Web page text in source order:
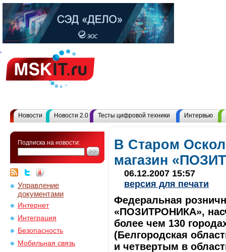
Новости Новости 2.0 Тесты цифровой техники Интервью
Подписка на новости:
Управление
документами
Интернет
Интеграция
Безопасность
Мобильная связь
В Старом
магазин
06.12.2007 15:57
версия для печати
Федеральная
«ПОЗИТРОНИКА»,
более чем 130
(Белгородская
и четвертым в